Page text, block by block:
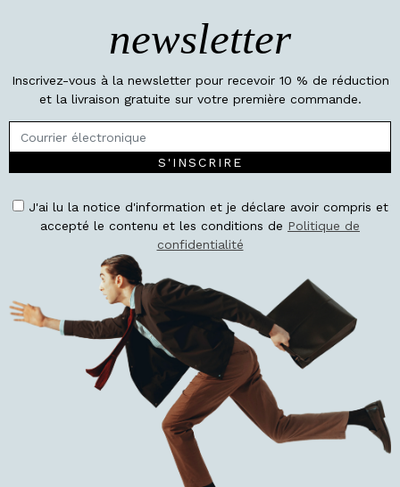
newsletter
Inscrivez-vous à la newsletter pour recevoir 10 % de réduction
et la livraison gratuite sur votre première commande.
S'INSCRIRE
J'ai lu la notice d'information et je déclare avoir compris et
accepté le contenu et les conditions de Politique de
confidentialité